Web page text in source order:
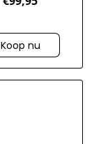
Koop nu